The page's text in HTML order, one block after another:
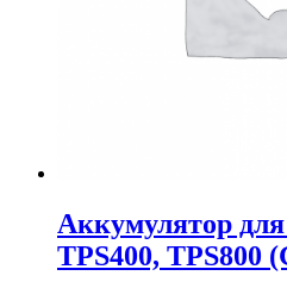
Аккумулятор
TPS400, TPS800